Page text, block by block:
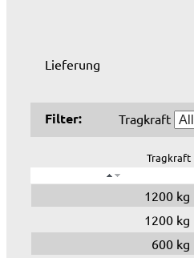
Lieferung
Filter: Tragkraft
Tragkraft
1200 kg
1200 kg
600 kg